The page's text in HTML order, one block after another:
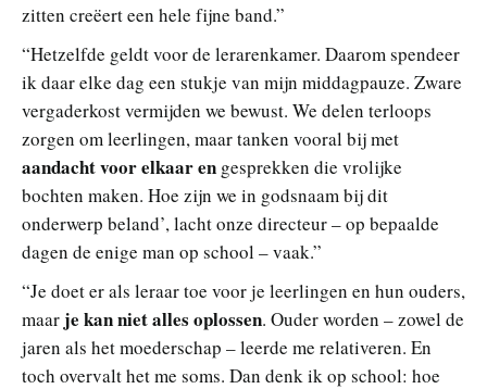
zitten creëert een hele fijne band.”
“Hetzelfde geldt voor de lerarenkamer. Daarom spendeer
ik daar elke dag een stukje van mijn middagpauze. Zware
vergaderkost vermijden we bewust. We delen terloops
zorgen om leerlingen, maar tanken vooral bij met
aandacht voor elkaar en gesprekken die vrolijke
bochten maken. Hoe zijn we in godsnaam bij dit
onderwerp beland’, lacht onze directeur – op bepaalde
dagen de enige man op school – vaak.”
“Je doet er als leraar toe voor je leerlingen en hun ouders,
maar je kan niet alles oplossen. Ouder worden – zowel de
jaren als het moederschap – leerde me relativeren. En
toch overvalt het me soms. Dan denk ik op school: hoe